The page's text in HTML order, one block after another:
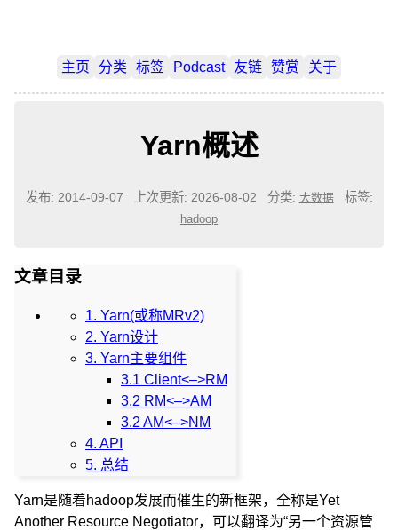
主页 分类 标签 Podcast 友链 赞赏 关于
Yarn概述
发布: 2014-09-07 上次更新: 2026-08-02 分类: 大数据 标签:
hadoop
文章目录
1. Yarn(或称MRv2)
2. Yarn设计
3. Yarn主要组件
3.1 Client<–>RM
3.2 RM<–>AM
3.2 AM<–>NM
4. API
5. 总结
Yarn是随着hadoop发展而催生的新框架，全称是Yet
Another Resource Negotiator，可以翻译为“另一个资源管